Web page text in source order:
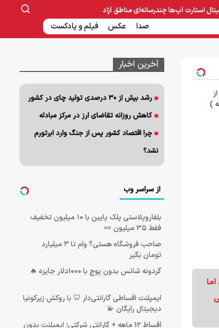
صنایع غذایی و دارویی ساخت و ساز بانک و بیمه
استارت آپ‌هاچندرسانه‌ای
صدا عکس فیلم و پادکست
مناطق آزاد
اما
آخرین اخبار
رشد بیش از ۳۰ درصدی تولید چای در کشور
کاهش روزانه تقاضای ارز در مرکز مبادله
چرا اقتصاد کشور پس از جنگ وارد ابرتورم
نشد؟
از سراسر وب
بلفاروپلاستی پلک پایین با ۱۰ میلیون تخفیف
فقط 3۵ میلیون 👀
صاحب فروشگاه هستی؟ وام تا ۳ میلیارد
تومان بگیر
گردونه شانس بدون پوچ با 1000دلار جایزه 🔥
ایمپلنت اقساطی گارانتی‌دار 🦷 با روکش زیرکونیا
دیجیتال رایگان 💫
اقساط 12 ماهه + گارانتی شرکتی؛ ایمپلنت بدون